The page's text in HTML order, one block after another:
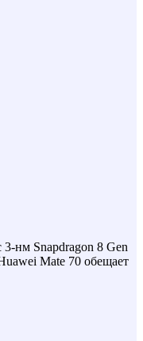
нм Snapdragon 8 Gen
Mate 70 обещает